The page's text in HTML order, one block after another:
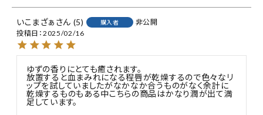
いこまざぁ 5 購入者
非公開
投稿日 2025/02/16
ゆずの香りにとても癒されます。
放置すると血まみれになる程唇が乾燥するので色々なリ
ップを試していましたがなかなか合うものがなく余計に
乾燥するものもある中こちらの商品はかなり潤が出て満
足しています。